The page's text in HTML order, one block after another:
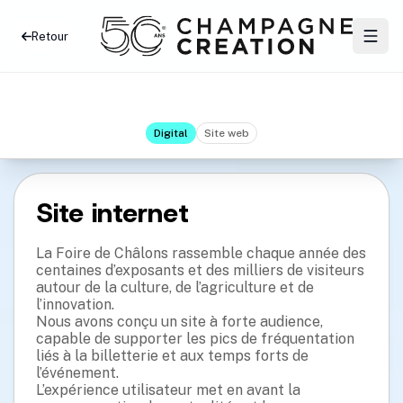
Retour
Digital Site web
Site internet
La Foire de Châlons rassemble chaque année des
centaines d’exposants et des milliers de visiteurs
autour de la culture, de l’agriculture et de
l’innovation.
Nous avons conçu un site à forte audience,
capable de supporter les pics de fréquentation
liés à la billetterie et aux temps forts de
l’événement.
L’expérience utilisateur met en avant la